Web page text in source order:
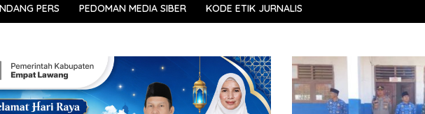
PERS PEDOMAN MEDIA SIBER KODE ETIK JURNALIS